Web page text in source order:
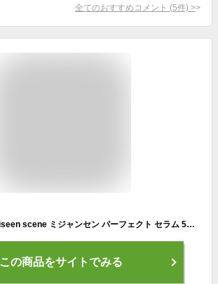
全てのおすすめコメント (5件) >
選べる3個セットmiseen scene ミジャンセン パーフェクト セラム 5種 各80ml ヘアオイル ヘアセラム ヘアダメージケア 正規品 韓国コスメ
この商品をサイトでみる